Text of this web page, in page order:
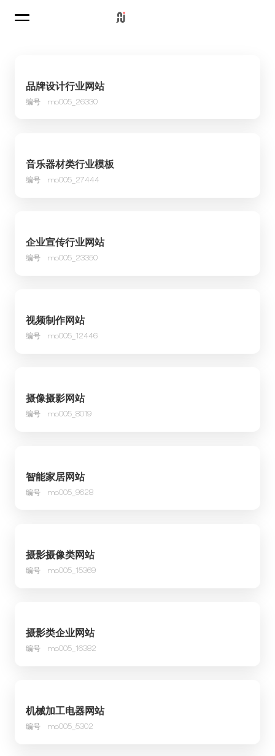
品牌设计行业网站
编号 mo005_26330
音乐器材类行业模板
编号 mo005_27444
企业宣传行业网站
编号 mo005_23350
视频制作网站
编号 mo005_12446
摄像摄影网站
编号 mo005_8019
智能家居网站
编号 mo005_9628
摄影摄像类网站
编号 mo005_15369
摄影类企业网站
编号 mo005_16382
机械加工电器网站
编号 mo005_5302